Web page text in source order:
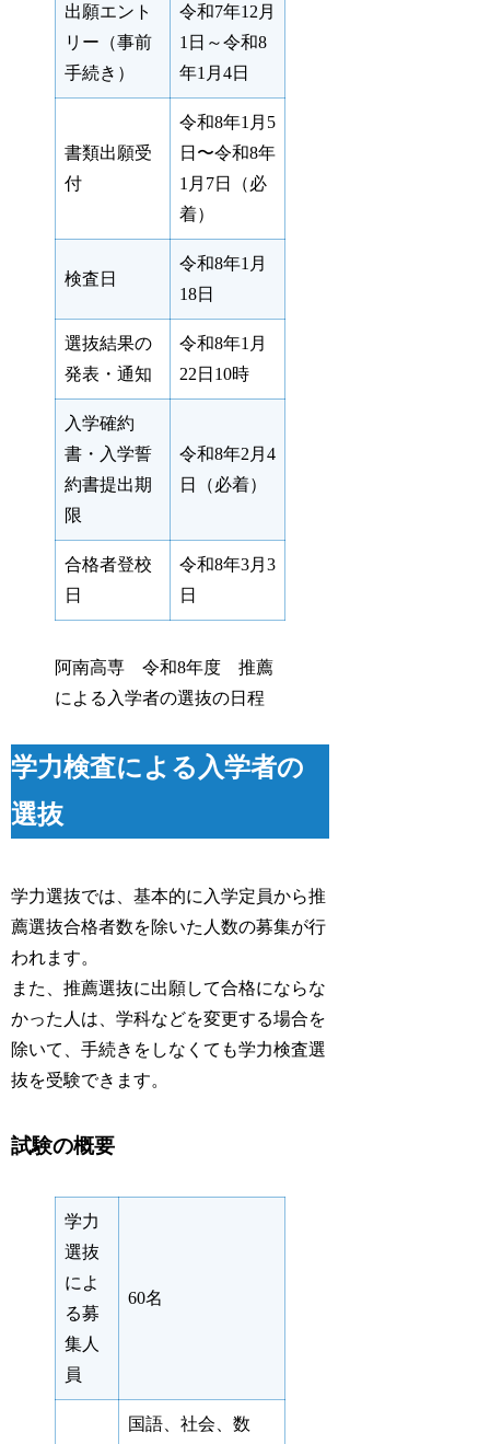
出願エント
リー（事前
手続き）
令和7年12月
1日～令和8
年1月4日
書類出願受
付
令和8年1月5
日〜令和8年
1月7日（必
着）
検査日
令和8年1月
18日
選抜結果の
発表・通知
令和8年1月
22日10時
入学確約
書・入学誓
約書提出期
限
令和8年2月4
日（必着）
合格者登校
日
令和8年3月3
日
阿南高専 令和8年度 推薦
による入学者の選抜の日程
学力検査による入学者の
選抜
学力選抜では、基本的に入学定員から推
薦選抜合格者数を除いた人数の募集が行
われます。
また、推薦選抜に出願して合格にならな
かった人は、学科などを変更する場合を
除いて、手続きをしなくても学力検査選
抜を受験できます。
試験の概要
学力
選抜
によ
る募
集人
員
60名
国語、社会、数